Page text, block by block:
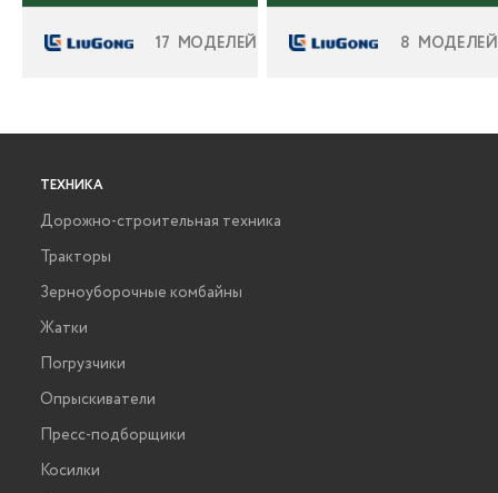
17 МОДЕЛЕЙ 8 МОДЕЛЕЙ
ТЕХНИКА
Дорожно-строительная техника
Тракторы
Зерноуборочные комбайны
Жатки
Погрузчики
Опрыскиватели
Пресс-подборщики
Косилки